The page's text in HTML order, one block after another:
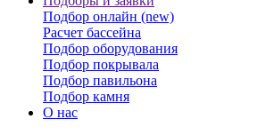
Подбор онлайн (new)
Расчет бассейна
Подбор оборудования
Подбор покрывала
Подбор павильона
Подбор камня
О нас